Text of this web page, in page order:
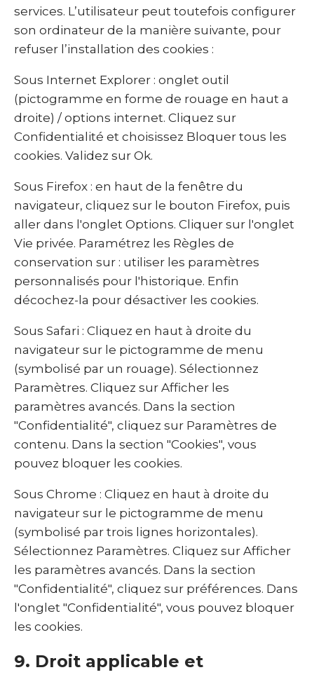
services. L’utilisateur peut toutefois configurer
son ordinateur de la manière suivante, pour
refuser l’installation des cookies :
Sous Internet Explorer : onglet outil
(pictogramme en forme de rouage en haut a
droite) / options internet. Cliquez sur
Confidentialité et choisissez Bloquer tous les
cookies. Validez sur Ok.
Sous Firefox : en haut de la fenêtre du
navigateur, cliquez sur le bouton Firefox, puis
aller dans l'onglet Options. Cliquer sur l'onglet
Vie privée. Paramétrez les Règles de
conservation sur : utiliser les paramètres
personnalisés pour l'historique. Enfin
décochez-la pour désactiver les cookies.
Sous Safari : Cliquez en haut à droite du
navigateur sur le pictogramme de menu
(symbolisé par un rouage). Sélectionnez
Paramètres. Cliquez sur Afficher les
paramètres avancés. Dans la section
"Confidentialité", cliquez sur Paramètres de
contenu. Dans la section "Cookies", vous
pouvez bloquer les cookies.
Sous Chrome : Cliquez en haut à droite du
navigateur sur le pictogramme de menu
(symbolisé par trois lignes horizontales).
Sélectionnez Paramètres. Cliquez sur Afficher
les paramètres avancés. Dans la section
"Confidentialité", cliquez sur préférences. Dans
l'onglet "Confidentialité", vous pouvez bloquer
les cookies.
9. Droit applicable et